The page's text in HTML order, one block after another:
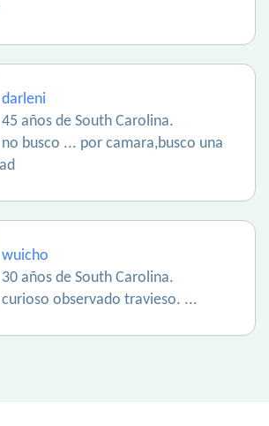
darleni
45 años de South Carolina.
no busco ... por camara,busco una
wuicho
30 años de South Carolina.
curioso observado travieso. ...